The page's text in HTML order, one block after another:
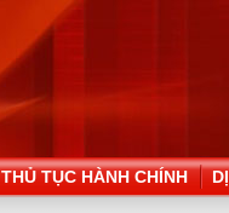
THỦ TỤC HÀNH CHÍNH